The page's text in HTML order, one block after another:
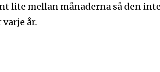
lite mellan månaderna så den inte
år.